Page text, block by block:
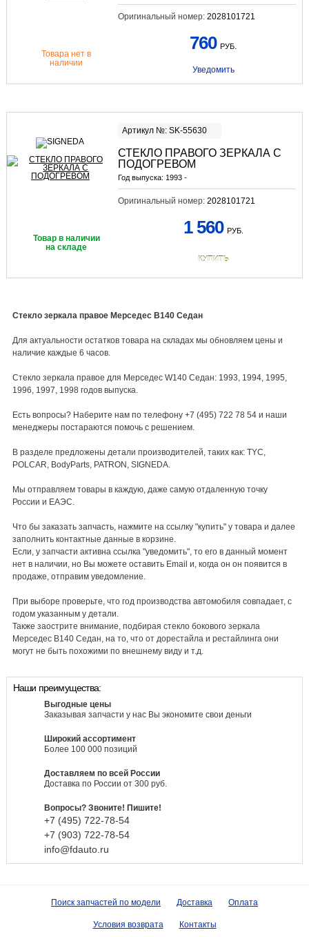
Оригинальный номер: 2028101721
Товара нет в
наличии
760 РУБ.
Уведомить
Артикул №: SK-55630
СТЕКЛО ПРАВОГО ЗЕРКАЛА С
ПОДОГРЕВОМ
Год выпуска: 1993 -
Оригинальный номер: 2028101721
Товар в наличии
на складе
1 560 РУБ.
КУПИТЬ
Стекло зеркала правое Мерседес В140 Седан
Для актуальности остатков товара на складах мы обновляем цены и
наличие каждые 6 часов.
Стекло зеркала правое для Мерседес W140 Седан: 1993, 1994, 1995,
1996, 1997, 1998 годов выпуска.
Есть вопросы? Наберите нам по телефону +7 (495) 722 78 54 и наши
менеджеры постараются помочь с решением.
В разделе предложены детали производителей, таких как: TYC,
POLCAR, BodyParts, PATRON, SIGNEDA.
Мы отправляем товары в каждую, даже самую отдаленную точку
России и ЕАЭС.
Что бы заказать запчасть, нажмите на ссылку "купить" у товара и далее
заполнить контактные данные в корзине.
Если, у запчасти активна ссылка "уведомить", то его в данный момент
нет в наличии, но Вы можете оставить Email и, когда он он появится в
продаже, отправим уведомление.
При выборе проверьте, что год производства автомобиля совпадает, с
годом указанным у детали.
Также заострите внимание, подбирая стекло бокового зеркала
Мерседес В140 Седан, на то, что от дорестайла и рестайлинга они
могут не быть похожими по внешнему виду и т.д.
Наши преимущества:
Выгодные цены
Заказывая запчасти у нас Вы экономите свои деньги
Широкий ассортимент
Более 100 000 позиций
Доставляем по всей России
Доставка по России от 300 руб.
Вопросы? Звоните! Пишите!
+7 (495) 722-78-54
+7 (903) 722-78-54
info@fdauto.ru
Поиск запчастей по модели Доставка Оплата
Условия возврата Контакты